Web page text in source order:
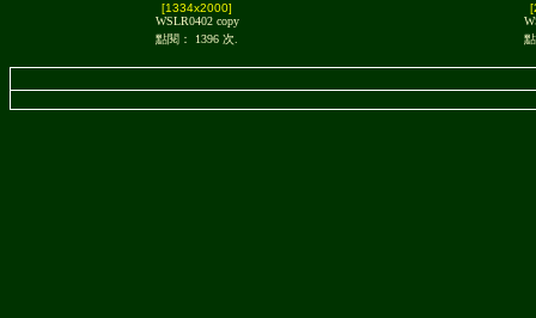
[1334x2000]
WSLR0402 copy
點閱： 1396 次.